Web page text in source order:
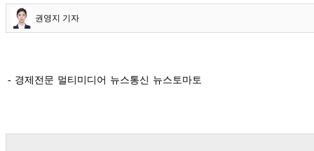
권영지 기자
- 경제전문 멀티미디어 뉴스통신 뉴스토마토